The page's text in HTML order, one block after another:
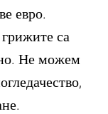
евро.
са
Не можем